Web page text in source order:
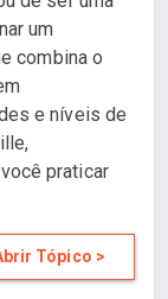
um
combina o
e níveis de
praticar
Tópico >